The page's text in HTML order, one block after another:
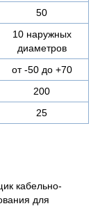
50
10 наружных
диаметров
от -50 до +70
200
25
кабельно-
для